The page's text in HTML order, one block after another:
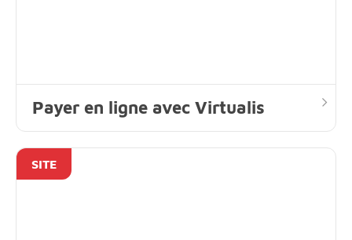
Payer en ligne avec Virtualis
SITE